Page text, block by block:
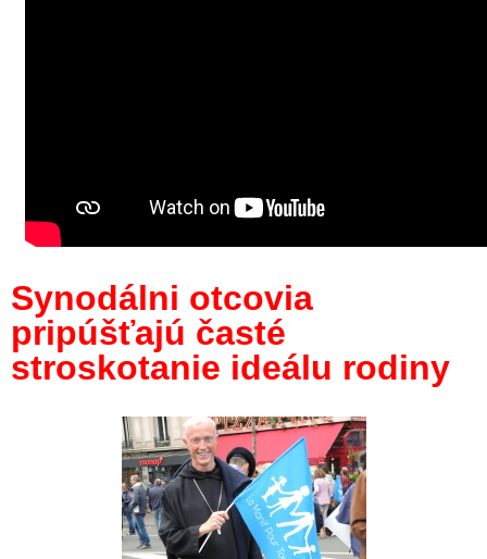
Synodálni otcovia
pripúšťajú časté
stroskotanie ideálu rodiny